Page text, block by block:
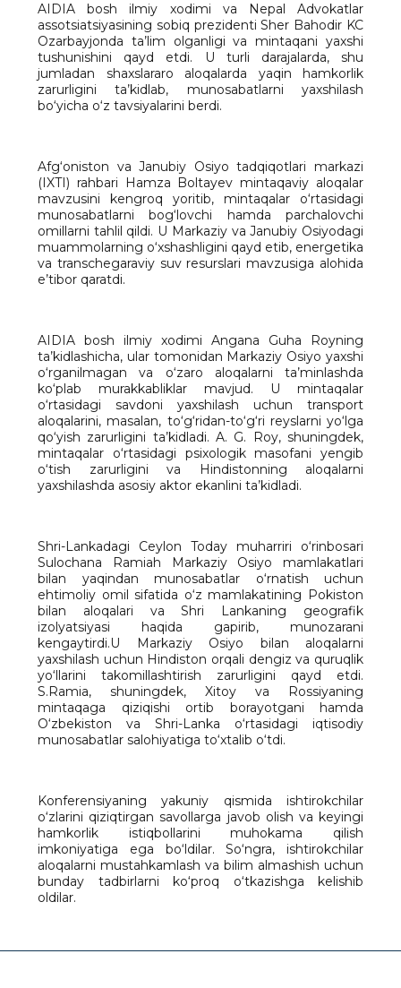
AIDIA bosh ilmiy xodimi va Nepal Advokatlar
assotsiatsiyasining sobiq prezidenti Sher Bahodir KC
Ozarbayjonda ta’lim olganligi va mintaqani yaxshi
tushunishini qayd etdi. U turli darajalarda, shu
jumladan shaxslararo aloqalarda yaqin hamkorlik
zarurligini ta’kidlab, munosabatlarni yaxshilash
bo‘yicha o‘z tavsiyalarini berdi.
Afg‘oniston va Janubiy Osiyo tadqiqotlari markazi
(IXTI) rahbari Hamza Boltayev mintaqaviy aloqalar
mavzusini kengroq yoritib, mintaqalar o‘rtasidagi
munosabatlarni bog‘lovchi hamda parchalovchi
omillarni tahlil qildi. U Markaziy va Janubiy Osiyodagi
muammolarning o‘xshashligini qayd etib, energetika
va transchegaraviy suv resurslari mavzusiga alohida
e’tibor qaratdi.
AIDIA bosh ilmiy xodimi Angana Guha Royning
ta’kidlashicha, ular tomonidan Markaziy Osiyo yaxshi
o‘rganilmagan va o‘zaro aloqalarni ta’minlashda
ko‘plab murakkabliklar mavjud. U mintaqalar
o‘rtasidagi savdoni yaxshilash uchun transport
aloqalarini, masalan, to‘g‘ridan-to‘g‘ri reyslarni yo‘lga
qo‘yish zarurligini ta’kidladi. A. G. Roy, shuningdek,
mintaqalar o‘rtasidagi psixologik masofani yengib
o‘tish zarurligini va Hindistonning aloqalarni
yaxshilashda asosiy aktor ekanlini ta’kidladi.
Shri-Lankadagi Ceylon Today muharriri o‘rinbosari
Sulochana Ramiah Markaziy Osiyo mamlakatlari
bilan yaqindan munosabatlar o‘rnatish uchun
ehtimoliy omil sifatida o‘z mamlakatining Pokiston
bilan aloqalari va Shri Lankaning geografik
izolyatsiyasi haqida gapirib, munozarani
kengaytirdi.U Markaziy Osiyo bilan aloqalarni
yaxshilash uchun Hindiston orqali dengiz va quruqlik
yo‘llarini takomillashtirish zarurligini qayd etdi.
S.Ramia, shuningdek, Xitoy va Rossiyaning
mintaqaga qiziqishi ortib borayotgani hamda
O‘zbekiston va Shri-Lanka o‘rtasidagi iqtisodiy
munosabatlar salohiyatiga to‘xtalib o‘tdi.
Konferensiyaning yakuniy qismida ishtirokchilar
o‘zlarini qiziqtirgan savollarga javob olish va keyingi
hamkorlik istiqbollarini muhokama qilish
imkoniyatiga ega bo‘ldilar. So‘ngra, ishtirokchilar
aloqalarni mustahkamlash va bilim almashish uchun
bunday tadbirlarni ko‘proq o‘tkazishga kelishib
oldilar.